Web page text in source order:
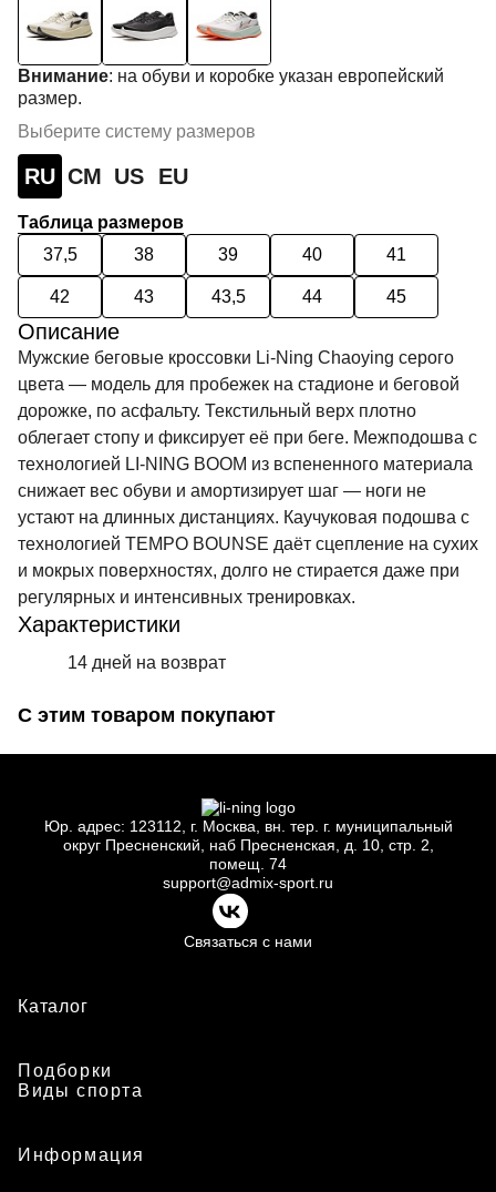
Внимание: на обуви и коробке указан европейский
размер.
Выберите систему размеров
RU СМ US EU
Таблица размеров
37,5
38 39 40 41
42 43 43,5 44 45
Описание
Мужские беговые кроссовки Li-Ning Chaoying серого
цвета — модель для пробежек на стадионе и беговой
дорожке, по асфальту. Текстильный верх плотно
облегает стопу и фиксирует её при беге. Межподошва с
технологией LI-NING BOOM из вспененного материала
снижает вес обуви и амортизирует шаг — ноги не
устают на длинных дистанциях. Каучуковая подошва с
технологией TEMPO BOUNSE даёт сцепление на сухих
и мокрых поверхностях, долго не стирается даже при
регулярных и интенсивных тренировках.
Характеристики
14 дней на возврат
С этим товаром покупают
Юр. адрес: 123112, г. Москва, вн. тер. г. муниципальный
округ Пресненский, наб Пресненская, д.
10, стр. 2,
помещ. 74
support@admix-sport.ru
Связаться с нами
Каталог
Подборки
Виды спорта
Информация